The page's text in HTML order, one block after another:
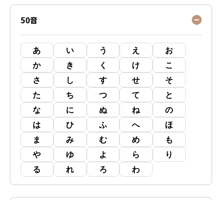
50音
あ い う え
お
か
き く け
こ
さ
し す せ
そ
た
ち つ て
と
な
に ぬ ね
の
は
ひ ふ へ
ほ
ま
み む め
も
や
ゆ よ ら
り
る
れ ろ わ